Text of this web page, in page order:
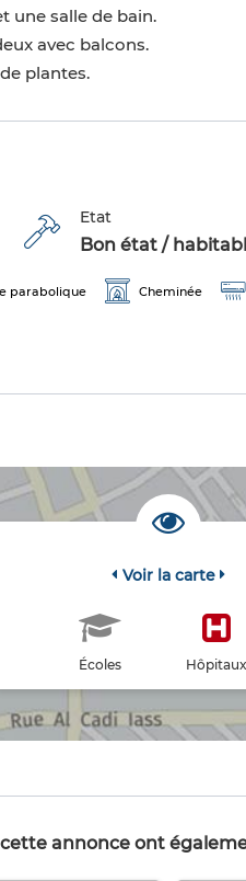
une salle de bain.
avec balcons.
plantes.
Etat
Bon état /
parabolique Cheminée
Voir la carte
Écoles Hôpitaux
annonce ont